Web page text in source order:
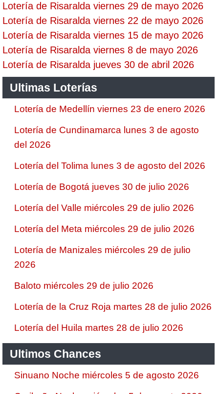
Lotería de Risaralda viernes 29 de mayo 2026
Lotería de Risaralda viernes 22 de mayo 2026
Lotería de Risaralda viernes 15 de mayo 2026
Lotería de Risaralda viernes 8 de mayo 2026
Lotería de Risaralda jueves 30 de abril 2026
Ultimas Loterías
Lotería de Medellín viernes 23 de enero 2026
Lotería de Cundinamarca lunes 3 de agosto
del 2026
Lotería del Tolima lunes 3 de agosto del 2026
Lotería de Bogotá jueves 30 de julio 2026
Lotería del Valle miércoles 29 de julio 2026
Lotería del Meta miércoles 29 de julio 2026
Lotería de Manizales miércoles 29 de julio
2026
Baloto miércoles 29 de julio 2026
Lotería de la Cruz Roja martes 28 de julio 2026
Lotería del Huila martes 28 de julio 2026
Ultimos Chances
Sinuano Noche miércoles 5 de agosto 2026